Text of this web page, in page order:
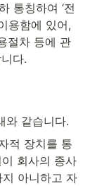
통칭하여 ‘전
용함에 있어,
절차 등에 관
다.
와 같습니다.
적 장치를 통
회사의 종사
아니하고 자